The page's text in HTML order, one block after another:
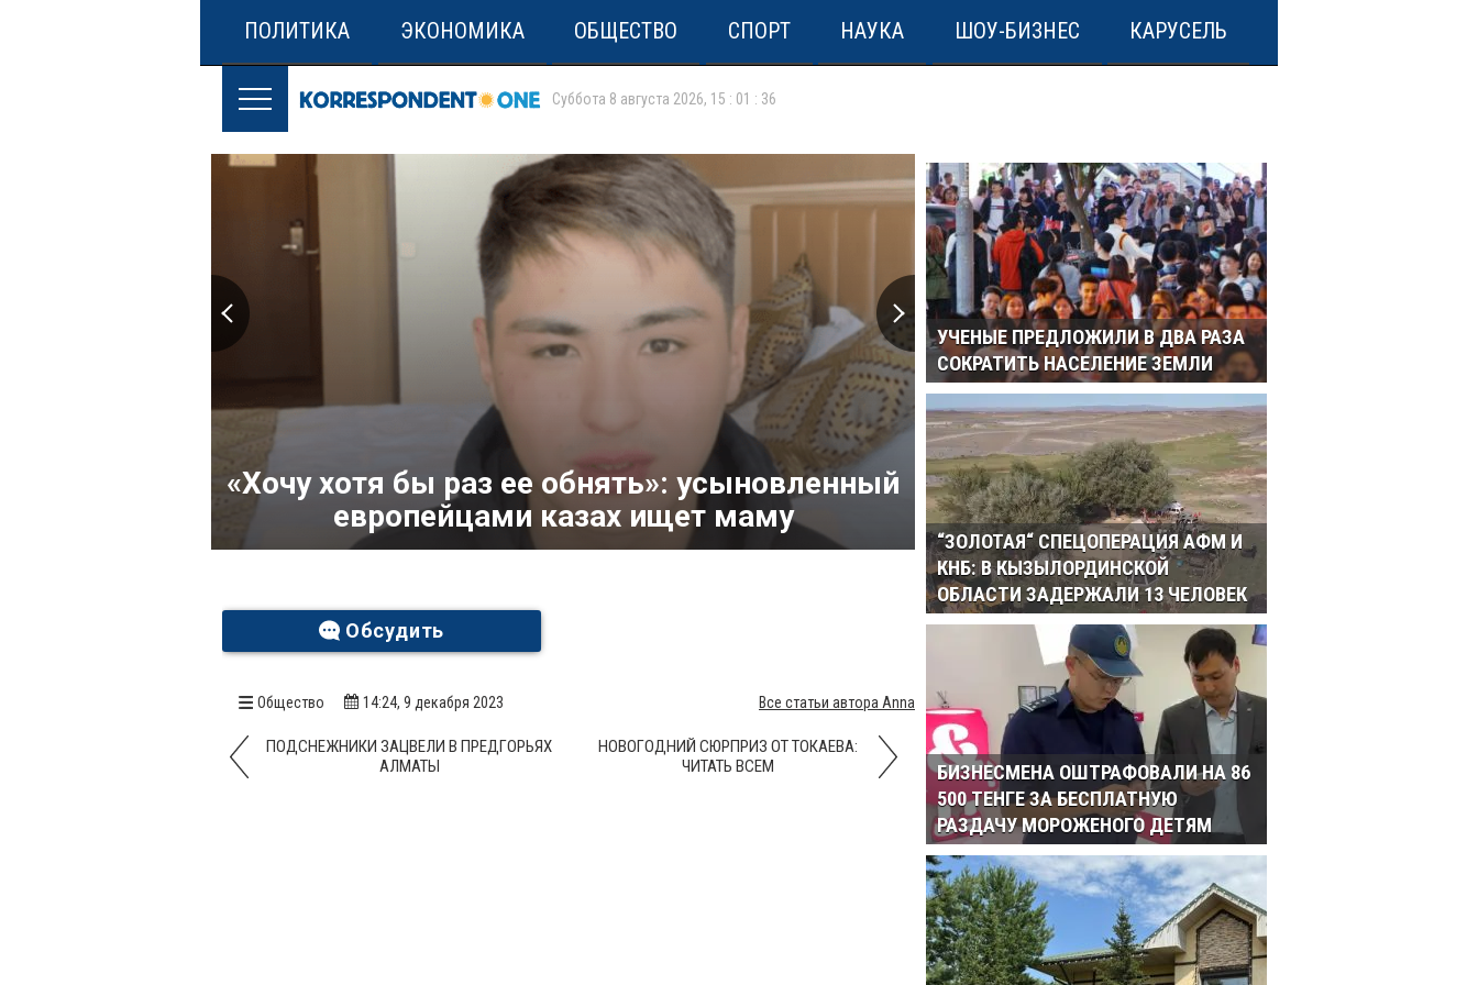
ПОЛИТИКА ЭКОНОМИКА ОБЩЕСТВО СПОРТ НАУКА ШОУ-БИЗНЕС КАРУСЕЛЬ
Суббота 8 августа 2026, 15 : 01 : 36
«Хочу хотя бы раз ее обнять»: усыновленный
европейцами казах ищет маму
Обсудить
Общество 14:24, 9 декабря 2023 Все статьи автора Anna
ПОДСНЕЖНИКИ ЗАЦВЕЛИ В ПРЕДГОРЬЯХ
АЛМАТЫ
НОВОГОДНИЙ СЮРПРИЗ ОТ ТОКАЕВА:
ЧИТАТЬ ВСЕМ
УЧЕНЫЕ ПРЕДЛОЖИЛИ В ДВА РАЗА
СОКРАТИТЬ НАСЕЛЕНИЕ ЗЕМЛИ
“ЗОЛОТАЯ“ СПЕЦОПЕРАЦИЯ АФМ И
КНБ: В КЫЗЫЛОРДИНСКОЙ
ОБЛАСТИ ЗАДЕРЖАЛИ 13 ЧЕЛОВЕК
БИЗНЕСМЕНА ОШТРАФОВАЛИ НА 86
500 ТЕНГЕ ЗА БЕСПЛАТНУЮ
РАЗДАЧУ МОРОЖЕНОГО ДЕТЯМ